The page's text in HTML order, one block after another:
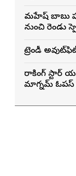
మహేష్ బాబు
నుంచి రెండు
ట్రెండీ
రాకింగ్ స్టార్
మాగ్నమ్ ఓపస్‌